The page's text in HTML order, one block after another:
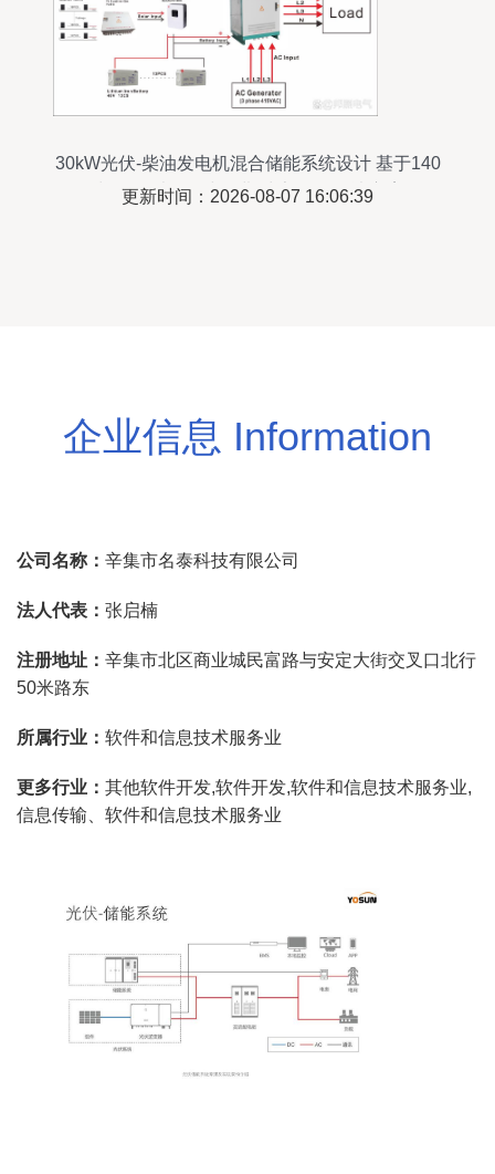
30kW光伏-柴油发电机混合储能系统设计 基于140
块300W光伏板与8进1出架构的解决方案
更新时间：2026-08-07 16:06:39
企业信息 Information
公司名称： 辛集市名泰科技有限公司
法人代表： 张启楠
注册地址： 辛集市北区商业城民富路与安定大街交叉口北行
50米路东
所属行业： 软件和信息技术服务业
更多行业： 其他软件开发,软件开发,软件和信息技术服务业,
信息传输、软件和信息技术服务业